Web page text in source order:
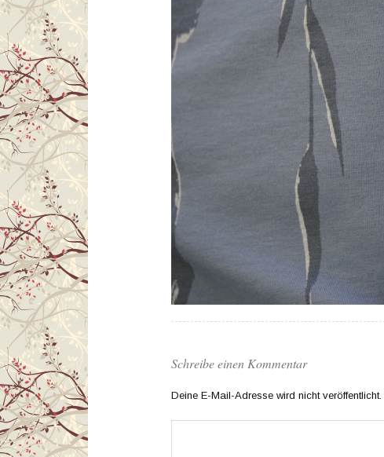
Schreibe einen Kommentar
Deine E-Mail-Adresse wird nicht veröffentlicht.